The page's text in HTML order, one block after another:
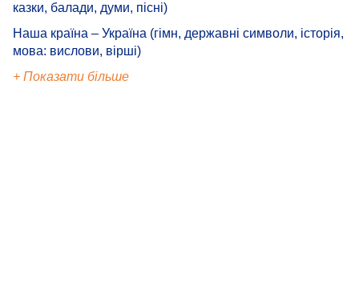
казки, балади, думи, пісні)
Наша країна – Україна (гімн, державні символи, історія,
мова: вислови, вірші)
+ Показати більше